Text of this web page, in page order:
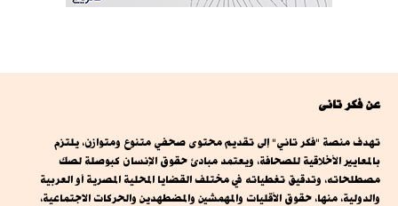
عن فكر تانى
تهدف منصة "فكر تاني" إلى تقديم محتوى صحفي متنوع ومتوازن، يلتزم
بالمعايير الأخلاقية للصحافة، ويعتمد مبادئ حقوق الإنسان كبوصلة لصك
مصطلحاته، وتدقيق تغطياته في مختلف القضايا المحلية المصرية أو العربية
والدولية، منها، حقوق الأقليات والمهمشين والمضطهدين والحركات الاجتماعية،